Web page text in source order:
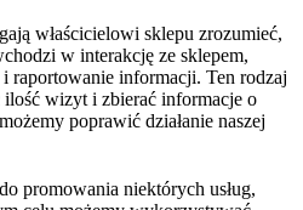
właścicielowi sklepu zrozumieć,
w interakcję ze sklepem,
raportowanie informacji. Ten rodzaj
wizyt i zbierać informacje o
poprawić działanie naszej
promowania niektórych usług,